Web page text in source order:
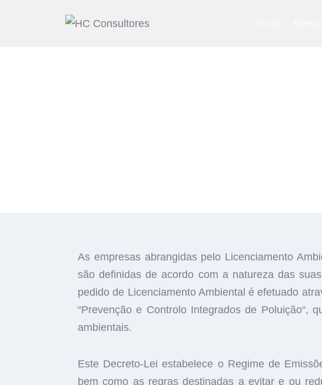
As empresas abrangidas pelo Licenciamento
são definidas de acordo com a natureza das
pedido de Licenciamento Ambiental é efetuado
“Prevenção e Controlo Integrados de Poluição“,
ambientais.
Este Decreto-Lei estabelece o Regime de
bem como as regras destinadas a evitar e ou